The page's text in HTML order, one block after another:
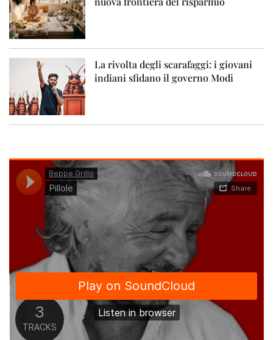
La rivolta degli scarafaggi: i giovani
indiani sfidano il governo Modi